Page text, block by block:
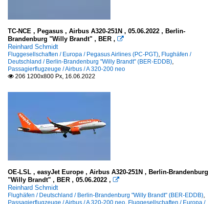
TC-NCE , Pegasus , Airbus A320-251N , 05.06.2022 , Berlin-
Brandenburg "Willy Brandt" , BER , 
Reinhard Schmidt
Fluggesellschaften / Europa / Pegasus Airlines (PC-PGT) Flughäfen /
Deutschland / Berlin-Brandenburg "Willy Brandt" (BER-EDDB)
Passagierflugzeuge / Airbus / A 320-200 neo
 206 1200x800 Px, 16.06.2022
OE-LSL , easyJet Europe , Airbus A320-251N , Berlin-Brandenburg
"Willy Brandt" , BER , 05.06.2022 , 
Reinhard Schmidt
Flughäfen / Deutschland / Berlin-Brandenburg "Willy Brandt" (BER-EDDB)
Passagierflugzeuge / Airbus / A 320-200 neo Fluggesellschaften / Europa /